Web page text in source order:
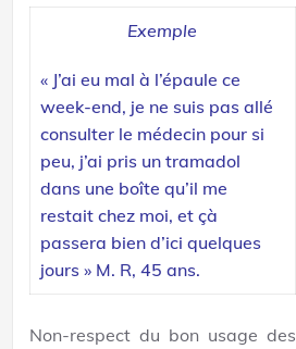
Exemple
« J’ai eu mal à l’épaule ce
week-end, je ne suis pas allé
consulter le médecin pour si
peu, j’ai pris un tramadol
dans une boîte qu’il me
restait chez moi, et çà
passera bien d’ici quelques
jours » M. R, 45 ans.
Non-respect du bon usage des